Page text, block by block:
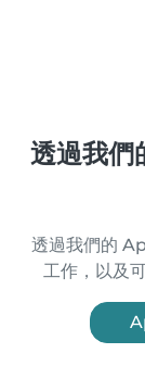
透過我們
透過我們的
工作，以及